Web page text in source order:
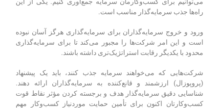
راه‌ها جذب سرمایه‌گذار مناسب است.
ورود و خروج سرمایه‌گذاران برای سرمایه‌گذاری هرگز آسان‌ نبوده
است و این امر شرکت‌ها را مجبور می‌کند تا برای سرمایه‌گذاری
محدود با یکدیگر رقابت استراتژیک‌تری داشته باشند.
شرکت‌هایی که می‌خواهند سرمایه جذب کنند، باید یک پیشنهاد
(پروپوزال) ارزشمند و قانع‌کننده به سرمایه‌گذاران ارائه دهند.
شناسایی دقیق سرمایه‌گذار هدف و برجسته کردن مؤثر نقاط قوت
کسب‌‌و‌کارتان اکنون برای تأمین حمایت موردنیاز کسب‌‌وکار مهم